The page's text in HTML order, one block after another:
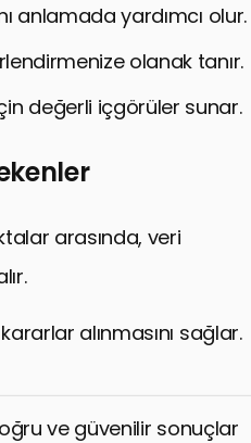
anlamada yardımcı olur.
olanak tanır.
değerli içgörüler sunar.
arasında, veri
alınmasını sağlar.
ve güvenilir sonuçlar